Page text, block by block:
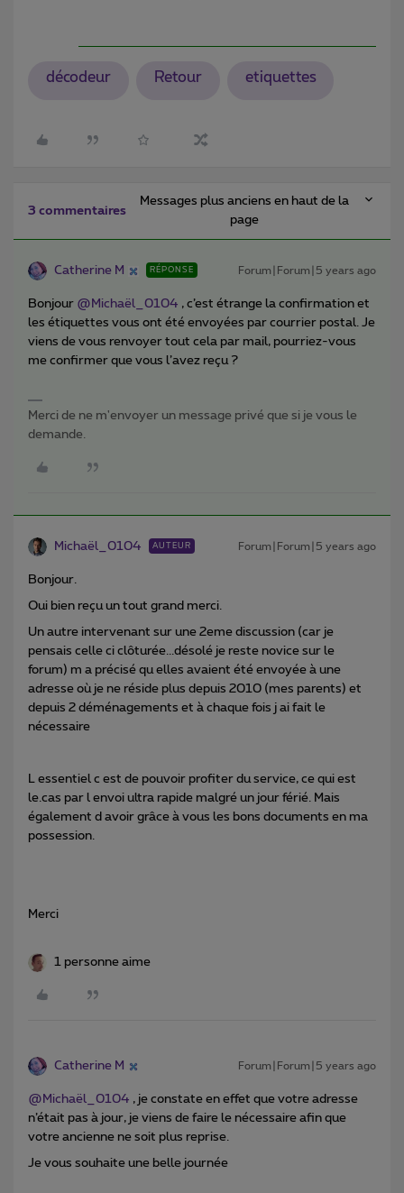
décodeur Retour etiquettes
3 commentaires
Messages plus anciens en haut de la
page
Catherine M RÉPONSE Forum|Forum|5 years ago
Bonjour @Michaël_0104 , c’est étrange la confirmation et
les étiquettes vous ont été envoyées par courrier postal. Je
viens de vous renvoyer tout cela par mail, pourriez-vous
me confirmer que vous l’avez reçu ?
Merci de ne m'envoyer un message privé que si je vous le
demande.
Michaël_0104 AUTEUR Forum|Forum|5 years ago
Bonjour.
Oui bien reçu un tout grand merci.
Un autre intervenant sur une 2eme discussion (car je
pensais celle ci clôturée...désolé je reste novice sur le
forum) m a précisé qu elles avaient été envoyée à une
adresse où je ne réside plus depuis 2010 (mes parents) et
depuis 2 déménagements et à chaque fois j ai fait le
nécessaire
L essentiel c est de pouvoir profiter du service, ce qui est
le.cas par l envoi ultra rapide malgré un jour férié. Mais
également d avoir grâce à vous les bons documents en ma
possession.
Merci
1 personne aime
Catherine M Forum|Forum|5 years ago
@Michaël_0104 , je constate en effet que votre adresse
n’était pas à jour, je viens de faire le nécessaire afin que
votre ancienne ne soit plus reprise.
Je vous souhaite une belle journée